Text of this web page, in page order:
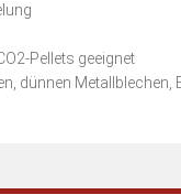
Pellets geeignet
dünnen Metallblechen,